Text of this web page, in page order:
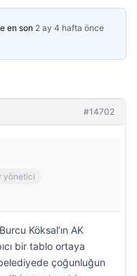
en son 2 ay 4 hafta önce
#14702
yönetici
Köksal’ın AK
bir tablo ortaya
çoğunluğun